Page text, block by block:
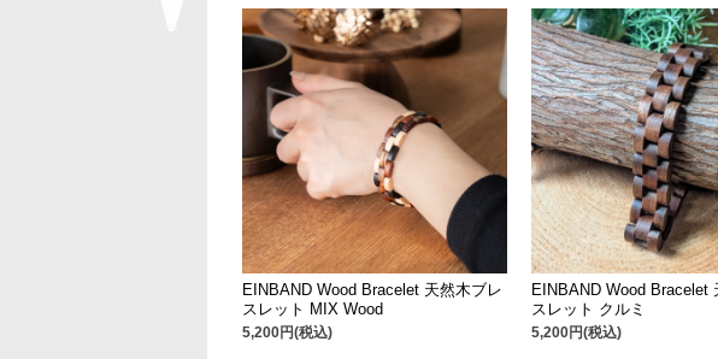
EINBAND Wood Bracelet 天然木ブレ
スレット MIX Wood
5,200円(税込)
EINBAND Wood Bracelet
スレット クルミ
5,200円(税込)